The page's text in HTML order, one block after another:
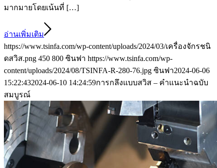
มากมายโดยเน้นที่ […]
อ่านเพิ่มเติม
https://www.tsinfa.com/wp-content/uploads/2024/03/เครื่องจักรชนิ
ดสวิส.png 450 800 ซินฟา https://www.tsinfa.com/wp-
content/uploads/2024/08/TSINFA-R-280-76.jpg ซินฟา2024-06-06
15:22:432024-06-10 14:24:59การกลึงแบบสวิส – คำแนะนำฉบับ
สมบูรณ์